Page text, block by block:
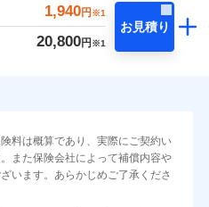
1,940円 ※1
20,800円 ※1
お見積り
料は概算であり、実際にご契約い
また保険会社によって補償内容や
います。あらかじめご了承くださ